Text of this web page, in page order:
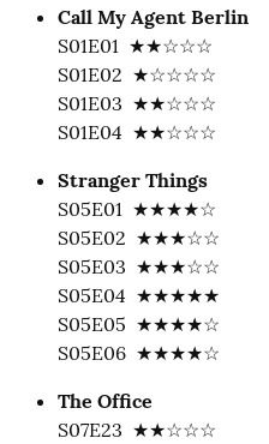
Call My Agent Berlin
S01E01  ★★☆☆☆
S01E02  ★☆☆☆☆
S01E03  ★★☆☆☆
S01E04  ★★☆☆☆
Stranger Things
S05E01  ★★★★☆
S05E02  ★★★☆☆
S05E03  ★★★☆☆
S05E04  ★★★★★
S05E05  ★★★★☆
S05E06  ★★★★☆
The Office
S07E23  ★★☆☆☆